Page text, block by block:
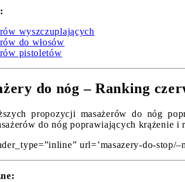
wyszczuplających
do włosów
pistoletów
do nóg – Ranking
propozycji masażerów do nóg
do nóg poprawiających krążenie i
url=’masazery-do-stop/